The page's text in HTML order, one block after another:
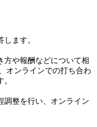
ます。
方や報酬などについて相
オンラインでの打ち合わ
調整を行い、オンライン